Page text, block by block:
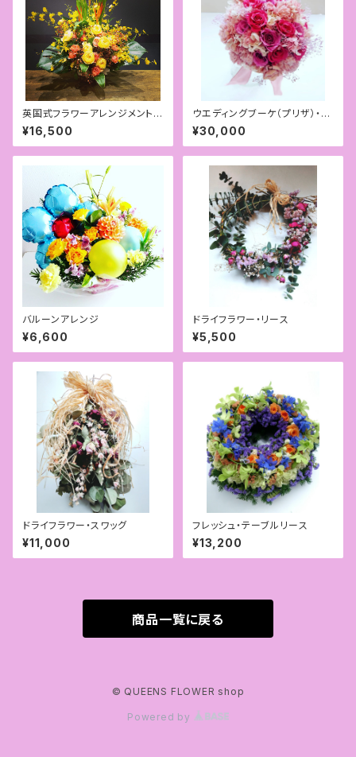
英国式フラワーアレンジメント
（色・花はリクエスト可）
¥16,500
ウエディングブーケ（プリザ）・ブ
ートニアセット
¥30,000
バルーンアレンジ
¥6,600
ドライフラワー・リース
¥5,500
ドライフラワー・スワッグ
¥11,000
フレッシュ・テーブルリース
¥13,200
商品一覧に戻る
© QUEENS FLOWER shop
Powered by